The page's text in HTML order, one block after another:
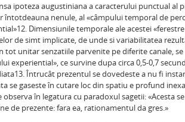
ipoteza augustiniana a caracterului punctual al
întotdeauna nenule, al «câmpului temporal de
Dimensiunile temporale ale acestei
de simt implicate, de unde si variabilitatea
tot unitar senzatiile parvenite pe diferite canale,
experiential», ce survine dupa circa 0,5-0,7
Întrucât prezentul se dovedeste a nu fi
se gaseste în cutare loc din spatiu e profund
în legatura cu paradoxul sagetii: «Acesta
de prezente: fara ea, rationamentul da gres.»